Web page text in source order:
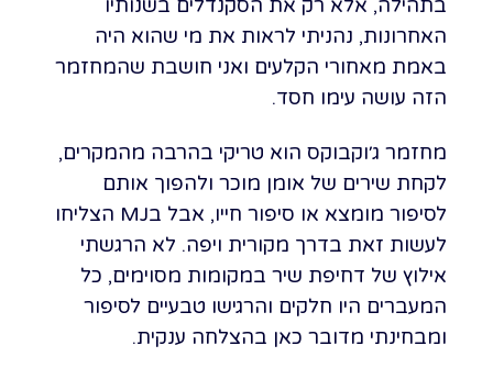
בתהילה, אלא רק את הסקנדלים בשנותיו
האחרונות, נהניתי לראות את מי שהוא היה
באמת מאחורי הקלעים ואני חושבת שהמחזמר
הזה עושה עימו חסד.
מחזמר ג׳וקבוקס הוא טריקי בהרבה מהמקרים,
לקחת שירים של אומן מוכר ולהפוך אותם
לסיפור מומצא או סיפור חייו, אבל בMJ הצליחו
לעשות זאת בדרך מקורית ויפה. לא הרגשתי
אילוץ של דחיפת שיר במקומות מסוימים, כל
המעברים היו חלקים והרגישו טבעיים לסיפור
ומבחינתי מדובר כאן בהצלחה ענקית.